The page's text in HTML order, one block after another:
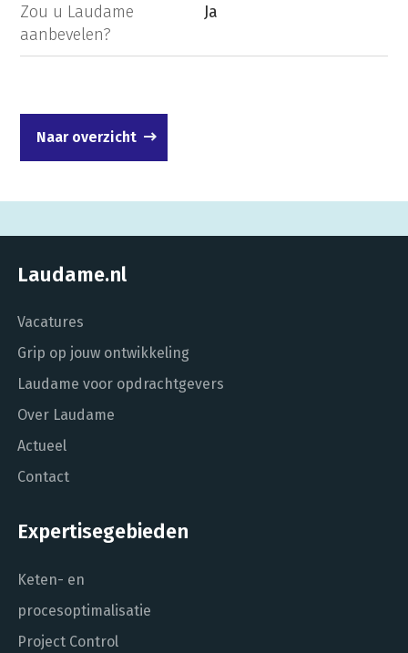
Zou u Laudame
aanbevelen?
Ja
Naar overzicht
Laudame.nl
Vacatures
Grip op jouw ontwikkeling
Laudame voor opdrachtgevers
Over Laudame
Actueel
Contact
Expertisegebieden
Keten- en
procesoptimalisatie
Project Control